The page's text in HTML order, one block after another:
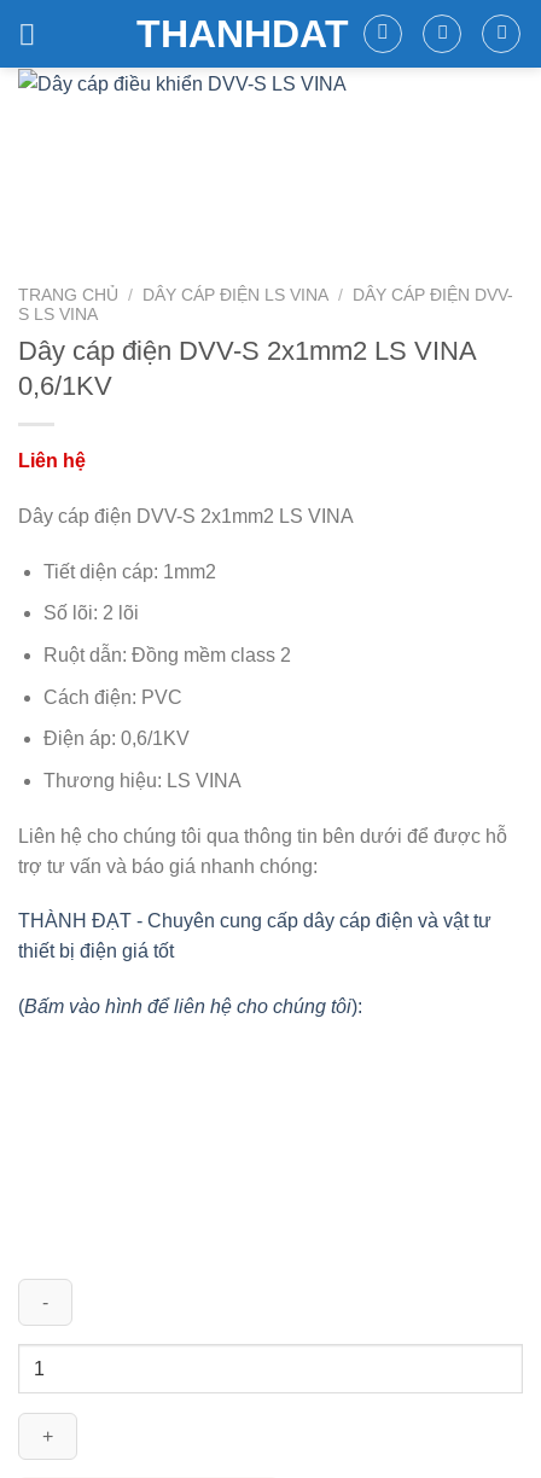
content
THANHDAT
TRANG CHỦ / DÂY CÁP ĐIỆN LS VINA /
DÂY CÁP ĐIỆN DVV-
S LS VINA
Dây cáp điện DVV-S 2x1mm2 LS VINA
0,6/1KV
Dây cáp điện DVV-S 2x1mm2 LS VINA
Tiết diện cáp: 1mm2
Số lõi: 2 lõi
Ruột dẫn: Đồng mềm class 2
Cách điện: PVC
Điện áp: 0,6/1KV
Thương hiệu: LS VINA
Liên hệ cho chúng tôi qua thông tin bên dưới để được hỗ
trợ tư vấn và báo giá nhanh chóng:
THÀNH ĐẠT - Chuyên cung cấp dây cáp điện và vật tư
thiết bị điện giá tốt
(Bấm vào hình để liên hệ cho chúng tôi):
Dây
điện
DVV-